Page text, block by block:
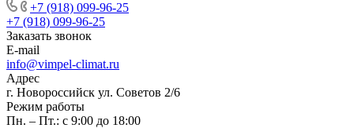
+7 (918) 099-96-25
+7 (918) 099-96-25
Заказать звонок
E-mail
info@vimpel-climat.ru
Адрес
г. Новороссийск ул. Советов 2/6
Режим работы
Пн. – Пт.: с 9:00 до 18:00